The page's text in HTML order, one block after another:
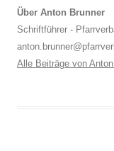
Über Anton Brunner
Schriftführer -
Alle Beiträge von